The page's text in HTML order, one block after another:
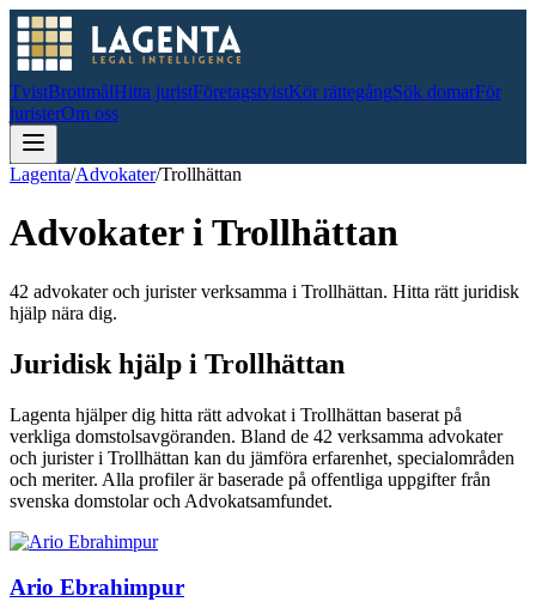
TvistBrottmålHitta juristFöretagstvistKör rättegångSök domarFör
juristerOm oss
Lagenta/Advokater/Trollhättan
Advokater iTrollhättan
42 advokater och jurister verksamma i Trollhättan. Hitta rätt juridisk
hjälp nära dig.
Juridisk hjälp i Trollhättan
Lagenta hjälper dig hitta rätt advokat i Trollhättan baserat på
verkliga domstolsavgöranden. Bland de 42 verksamma advokater
och jurister i Trollhättan kan du jämföra erfarenhet, specialområden
och meriter. Alla profiler är baserade på offentliga uppgifter från
svenska domstolar och Advokatsamfundet.
Ario Ebrahimpur